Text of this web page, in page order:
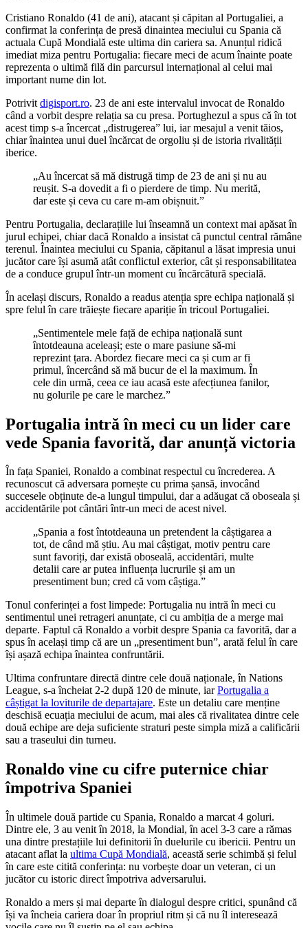
Cristiano Ronaldo (41 de ani), atacant și căpitan al Portugaliei, a
confirmat la conferința de presă dinaintea meciului cu Spania că
actuala Cupă Mondială este ultima din cariera sa. Anunțul ridică
imediat miza pentru Portugalia: fiecare meci de acum înainte poate
reprezenta o ultimă filă din parcursul internațional al celui mai
important nume din lot.
Potrivit digisport.ro. 23 de ani este intervalul invocat de Ronaldo
când a vorbit despre relația sa cu presa. Portughezul a spus că în tot
acest timp s-a încercat „distrugerea” lui, iar mesajul a venit tăios,
chiar înaintea unui duel încărcat de orgoliu și de istoria rivalității
iberice.
„Au încercat să mă distrugă timp de 23 de ani și nu au
reușit. S-a dovedit a fi o pierdere de timp. Nu merită,
dar este și ceva cu care m-am obișnuit.”
Pentru Portugalia, declarațiile lui înseamnă un context mai apăsat în
jurul echipei, chiar dacă Ronaldo a insistat că punctul central rămâne
terenul. Înaintea meciului cu Spania, căpitanul a lăsat impresia unui
jucător care își asumă atât conflictul exterior, cât și responsabilitatea
de a conduce grupul într-un moment cu încărcătură specială.
În același discurs, Ronaldo a readus atenția spre echipa națională și
spre felul în care trăiește fiecare apariție în tricoul Portugaliei.
„Sentimentele mele față de echipa națională sunt
întotdeauna aceleași; este o mare pasiune să-mi
reprezint țara. Abordez fiecare meci ca și cum ar fi
primul, încercând să mă bucur de el la maximum. În
cele din urmă, ceea ce iau acasă este afecțiunea fanilor,
nu golurile pe care le marchez.”
Portugalia intră în meci cu un lider care
vede Spania favorită, dar anunță victoria
În fața Spaniei, Ronaldo a combinat respectul cu încrederea. A
recunoscut că adversara pornește cu prima șansă, invocând
succesele obținute de-a lungul timpului, dar a adăugat că oboseala și
accidentările pot cântări într-un meci de acest nivel.
„Spania a fost întotdeauna un pretendent la câștigarea a
tot, de când mă știu. Au mai câștigat, motiv pentru care
sunt favoriți, dar există oboseală, accidentări, multe
detalii care ar putea influența lucrurile și am un
presentiment bun; cred că vom câștiga.”
Tonul conferinței a fost limpede: Portugalia nu intră în meci cu
sentimentul unei retrageri anunțate, ci cu ambiția de a merge mai
departe. Faptul că Ronaldo a vorbit despre Spania ca favorită, dar a
spus în același timp că are un „presentiment bun”, arată felul în care
își așază echipa înaintea confruntării.
Ultima confruntare directă dintre cele două naționale, în Nations
League, s-a încheiat 2-2 după 120 de minute, iarPortugalia a
câștigat la loviturile de departajare. Este un detaliu care menține
deschisă ecuația meciului de acum, mai ales că rivalitatea dintre cele
două echipe are deja suficiente straturi peste simpla miză a calificării
sau a traseului din turneu.
Ronaldo vine cu cifre puternice chiar
împotriva Spaniei
În ultimele două partide cu Spania, Ronaldo a marcat 4 goluri.
Dintre ele, 3 au venit în 2018, la Mondial, în acel 3-3 care a rămas
una dintre prestațiile lui definitorii în duelurile cu ibericii. Pentru un
atacant aflat la ultima Cupă Mondială, această serie schimbă și felul
în care este citită conferința: nu vorbește doar un veteran, ci un
jucător cu istoric direct împotriva adversarului.
Ronaldo a mers și mai departe în dialogul despre critici, spunând că
își va încheia cariera doar în propriul ritm și că nu îl interesează